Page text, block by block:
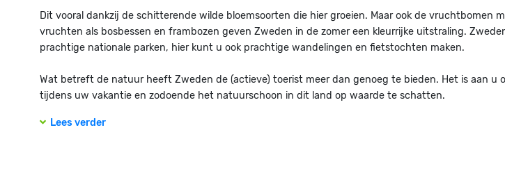
Dit vooral dankzij de schitterende wilde bloemsoorten die hier groeien. Maar ook de vruchtbomen
vruchten als bosbessen en frambozen geven Zweden in de zomer een kleurrijke uitstraling.
prachtige nationale parken, hier kunt u ook prachtige wandelingen en fietstochten maken.
Wat betreft de natuur heeft Zweden de (actieve) toerist meer dan genoeg te bieden. Het is aan u
tijdens uw vakantie en zodoende het natuurschoon in dit land op waarde te schatten.
Lees verder